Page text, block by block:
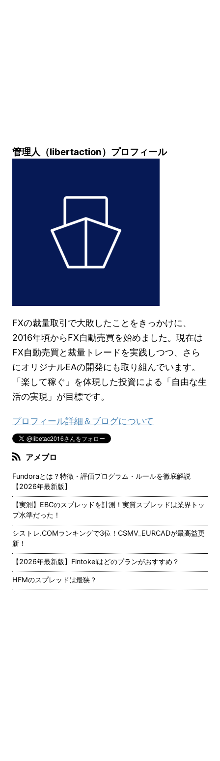
管理人（libertaction）プロフィール
FXの裁量取引で大敗したことをきっかけに、
2016年頃からFX自動売買を始めました。現在は
FX自動売買と裁量トレードを実践しつつ、さら
にオリジナルEAの開発にも取り組んでいます。
「楽して稼ぐ」を体現した投資による「自由な生
活の実現」が目標です。
プロフィール詳細＆ブログについて
アメブロ
Fundoraとは？特徴・評価プログラム・ルールを徹底解説
【2026年最新版】
【実測】EBCのスプレッドを計測！実質スプレッドは業界トッ
プ水準だった！
シストレ.COMランキングで3位！CSMV_EURCADが最高益更
新！
【2026年最新版】Fintokeiはどのプランがおすすめ？
HFMのスプレッドは最狭？